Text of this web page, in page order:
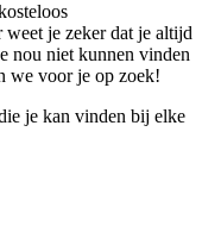
weet je zeker dat je altijd
nou niet kunnen vinden
we voor je op zoek!
je kan vinden bij elke